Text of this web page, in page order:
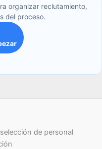
organizar reclutamiento,
del proceso.
de personal